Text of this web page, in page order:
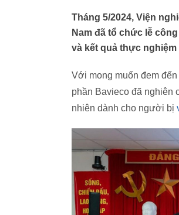
Tháng 5/2024, Viện
Nam đã tổ chức lễ
và kết quả thực
Với mong muốn đem
phần Bavieco đã nghiên
nhiên dành cho người bị